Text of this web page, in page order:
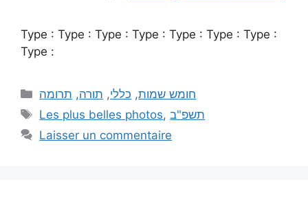
Type : Type : Type : Type : Type : Type : Type :
Type :
חומש שמות, כללי, תורה, תרומה
Les plus belles photos,תשפ"ב
Laisser un commentaire